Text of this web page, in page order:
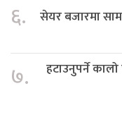
६. सेयर बजारमा
७.
हटाउनुपर्ने